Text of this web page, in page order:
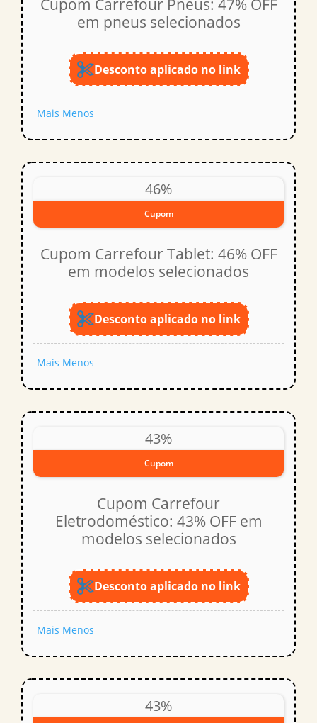
Cupom Carrefour Pneus: 47% OFF
em pneus selecionados
Desconto aplicado no link
Mais Menos
46%
Cupom
Cupom Carrefour Tablet: 46% OFF
em modelos selecionados
Desconto aplicado no link
Mais Menos
43%
Cupom
Cupom Carrefour
Eletrodoméstico: 43% OFF em
modelos selecionados
Desconto aplicado no link
Mais Menos
43%